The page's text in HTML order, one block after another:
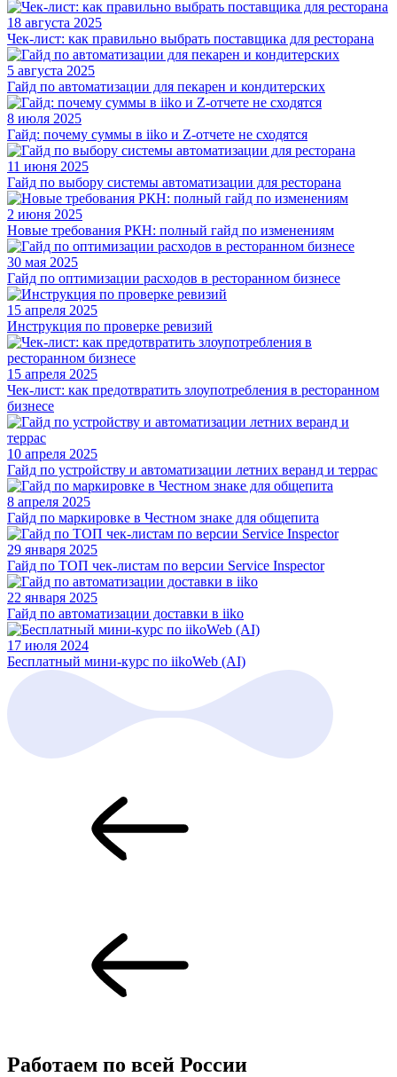
18 августа 2025
Чек-лист: как правильно выбрать поставщика для ресторана
5 августа 2025
Гайд по автоматизации для пекарен и кондитерских
8 июля 2025
Гайд: почему суммы в iiko и Z-отчете не сходятся
11 июня 2025
Гайд по выбору системы автоматизации для ресторана
2 июня 2025
Новые требования РКН: полный гайд по изменениям
30 мая 2025
Гайд по оптимизации расходов в ресторанном бизнесе
15 апреля 2025
Инструкция по проверке ревизий
15 апреля 2025
Чек-лист: как предотвратить злоупотребления в ресторанном
бизнесе
10 апреля 2025
Гайд по устройству и автоматизации летних веранд и террас
8 апреля 2025
Гайд по маркировке в Честном знаке для общепита
29 января 2025
Гайд по ТОП чек-листам по версии Service Inspector
22 января 2025
Гайд по автоматизации доставки в iiko
17 июля 2024
Бесплатный мини-курс по iikoWeb (AI)
Работаем по всей России